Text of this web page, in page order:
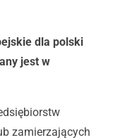
dla polski
jest w
zamierzających